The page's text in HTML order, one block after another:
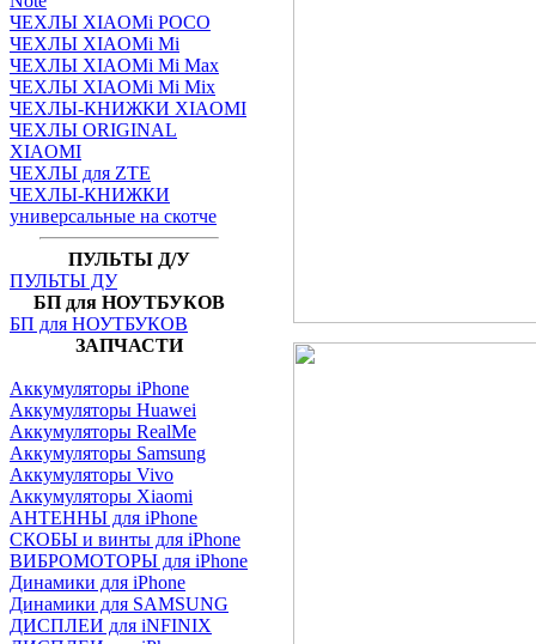
ЧЕХЛЫ XIAOMi POCO
ЧЕХЛЫ XIAOMi Mi
ЧЕХЛЫ XIAOMi Mi Max
ЧЕХЛЫ XIAOMi Mi Mix
ЧЕХЛЫ-КНИЖКИ XIAOMI
ЧЕХЛЫ ORIGINAL
XIAOMI
ЧЕХЛЫ для ZTE
ЧЕХЛЫ-КНИЖКИ
универсальные на скотче
ПУЛЬТЫ Д/У
ПУЛЬТЫ ДУ
БП для НОУТБУКОВ
БП для НОУТБУКОВ
ЗАПЧАСТИ
Аккумуляторы iPhone
Аккумуляторы Huawei
Аккумуляторы RealMe
Аккумуляторы Samsung
Аккумуляторы Vivo
Аккумуляторы Xiaomi
АНТЕННЫ для iPhone
СКОБЫ и винты для iPhone
ВИБРОМОТОРЫ для iPhone
Динамики для iPhone
Динамики для SAMSUNG
ДИСПЛЕИ для iNFINIX